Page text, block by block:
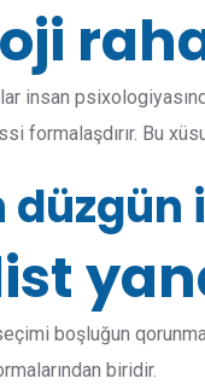
insan
formalaşdırır. Bu
düzgün
boşluğun
biridir.